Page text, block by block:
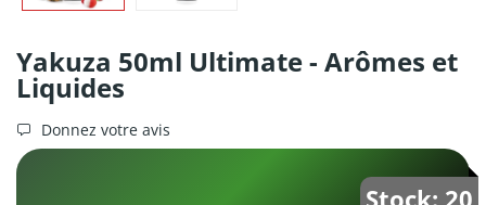
Yakuza 50ml Ultimate - Arômes et
Liquides
Donnez votre avis